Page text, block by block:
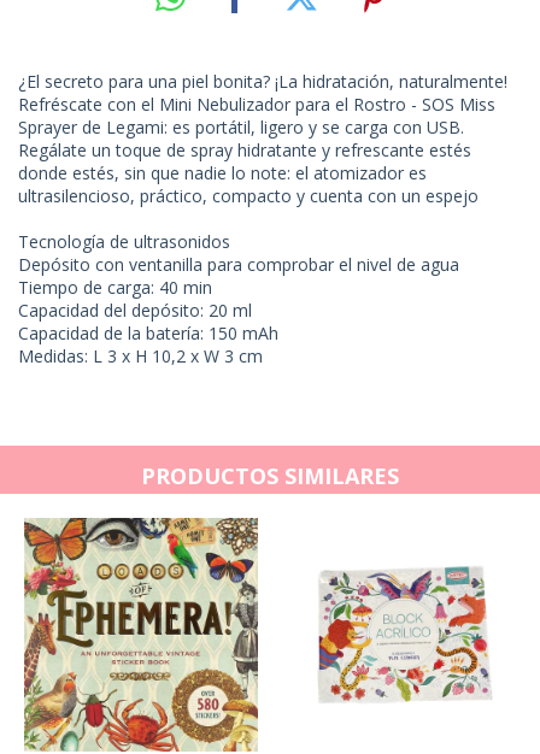
¿El secreto para una piel bonita? ¡La hidratación, naturalmente!
Refréscate con el Mini Nebulizador para el Rostro - SOS Miss
Sprayer de Legami: es portátil, ligero y se carga con USB.
Regálate un toque de spray hidratante y refrescante estés
donde estés, sin que nadie lo note: el atomizador es
ultrasilencioso, práctico, compacto y cuenta con un espejo
Tecnología de ultrasonidos
Depósito con ventanilla para comprobar el nivel de agua
Tiempo de carga: 40 min
Capacidad del depósito: 20 ml
Capacidad de la batería: 150 mAh
Medidas: L 3 x H 10,2 x W 3 cm
PRODUCTOS SIMILARES